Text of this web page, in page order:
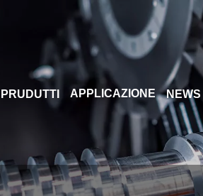
I PRUDUTTI APPLICAZIONE NEWS